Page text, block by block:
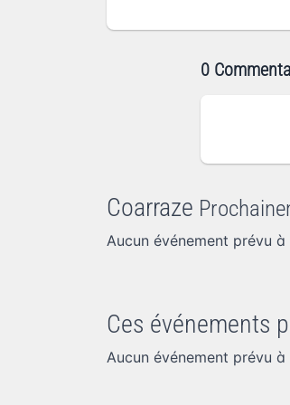
0
Coarraze
Aucun événement prévu
Ces événements
Aucun événement prévu